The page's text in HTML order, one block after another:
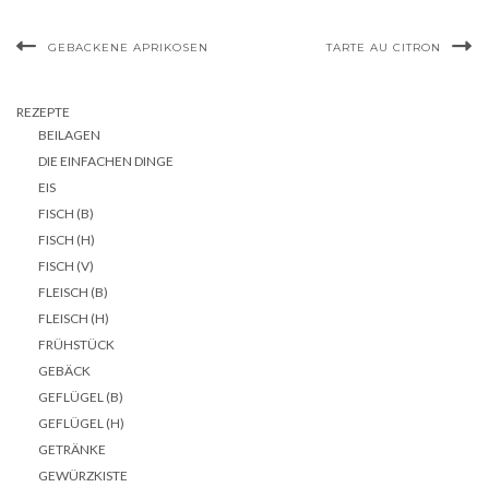
GEBACKENE APRIKOSEN TARTE AU CITRON
REZEPTE
BEILAGEN
DIE EINFACHEN DINGE
EIS
FISCH (B)
FISCH (H)
FISCH (V)
FLEISCH (B)
FLEISCH (H)
FRÜHSTÜCK
GEBÄCK
GEFLÜGEL (B)
GEFLÜGEL (H)
GETRÄNKE
GEWÜRZKISTE